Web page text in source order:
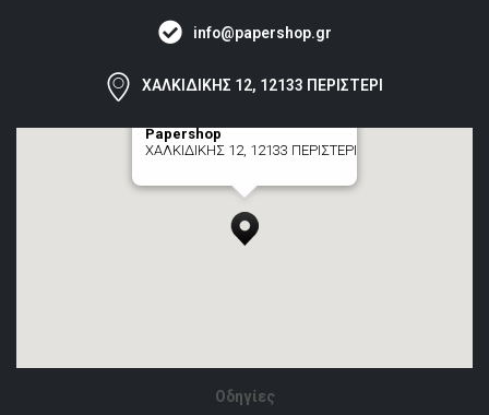
info@papershop.gr
ΧΑΛΚΙΔΙΚΗΣ 12, 12133 ΠΕΡΙΣΤΕΡΙ
Papershop
ΧΑΛΚΙΔΙΚΗΣ 12, 12133 ΠΕΡΙΣΤΕΡΙ
Οδηγίες